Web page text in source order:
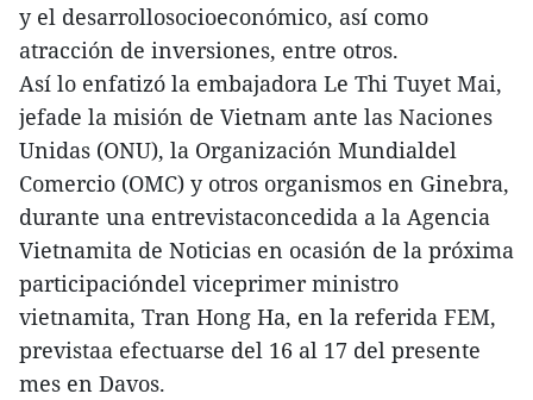
y el desarrollosocioeconómico, así como
atracción de inversiones, entre otros.
Así lo enfatizó la embajadora Le Thi Tuyet Mai,
jefade la misión de Vietnam ante las Naciones
Unidas (ONU), la Organización Mundialdel
Comercio (OMC) y otros organismos en Ginebra,
durante una entrevistaconcedida a la Agencia
Vietnamita de Noticias en ocasión de la próxima
participacióndel viceprimer ministro
vietnamita, Tran Hong Ha, en la referida FEM,
previstaa efectuarse del 16 al 17 del presente
mes en Davos.